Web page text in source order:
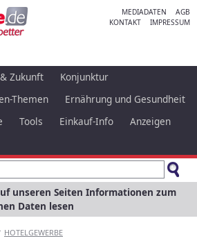
MEDIADATEN
AGB
KONTAKT
IMPRESSUM
Zukunft
Konjunktur
Themen
Ernährung und Gesundheit
Tools Einkauf-Info
Anzeigen
unseren Seiten Informationen zum
Daten lesen
HOTELGEWERBE